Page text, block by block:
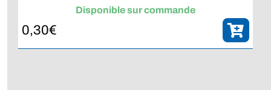
compresseurs Bauer, tous modèles confondus.
Disponible sur commande
0,30€